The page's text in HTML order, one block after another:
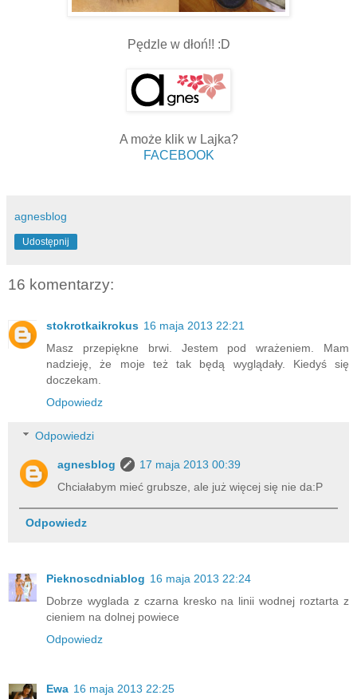
Pędzle w dłoń!! :D
A może klik w Lajka?
FACEBOOK
agnesblog
Udostępnij
16 komentarzy:
stokrotkaikrokus 16 maja 2013 22:21
Masz przepiękne brwi. Jestem pod wrażeniem. Mam
nadzieję, że moje też tak będą wyglądały. Kiedyś się
doczekam.
Odpowiedz
Odpowiedzi
agnesblog
17 maja 2013 00:39
Chciałabym mieć grubsze, ale już więcej się nie da:P
Odpowiedz
Pieknoscdniablog 16 maja 2013 22:24
Dobrze wyglada z czarna kresko na linii wodnej roztarta z
cieniem na dolnej powiece
Odpowiedz
Ewa 16 maja 2013 22:25